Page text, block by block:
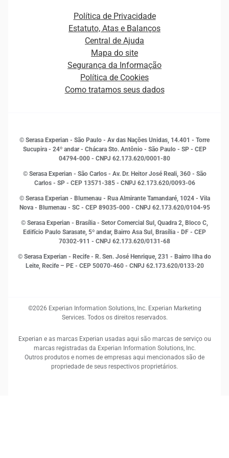
Plataformas e Motores de decisão
Curso Gratuito de Saúde Financeira
Empreendedorismo
Estudos e Pesquisas
Inovação e Tecnologia
Leis e impostos
Marketing
Open Finance
Proteção de Dados
Sustentabilidade Corporativa
Distribuidores e representantes
Estrutura Organizacional
Sala de Imprensa
Política de Privacidade
Estatuto, Atas e Balanços
Central de Ajuda
Mapa do site
Segurança da Informação
Política de Cookies
Como tratamos seus dados
© Serasa Experian - São Paulo - Av das Nações Unidas, 14.401 - Torre
Sucupira - 24º andar - Chácara Sto. Antônio - São Paulo - SP - CEP
04794-000 - CNPJ 62.173.620/0001-80
© Serasa Experian - São Carlos - Av. Dr. Heitor José Reali, 360 - São
Carlos - SP - CEP 13571-385 - CNPJ 62.173.620/0093-06
© Serasa Experian - Blumenau - Rua Almirante Tamandaré, 1024 - Vila
Nova - Blumenau - SC - CEP 89035-000 - CNPJ 62.173.620/0104-95
© Serasa Experian - Brasília - Setor Comercial Sul, Quadra 2, Bloco C,
Edifício Paulo Sarasate, 5º andar, Bairro Asa Sul, Brasília - DF - CEP
70302-911 - CNPJ 62.173.620/0131-68
© Serasa Experian - Recife - R. Sen. José Henrique, 231 - Bairro Ilha do
Leite, Recife – PE - CEP 50070-460 - CNPJ 62.173.620/0133-20
©2026 Experian Information Solutions, Inc. Experian Marketing
Services. Todos os direitos reservados.
Experian e as marcas Experian usadas aqui são marcas de serviço ou
marcas registradas da Experian Information Solutions, Inc.
Outros produtos e nomes de empresas aqui mencionados são de
propriedade de seus respectivos proprietários.